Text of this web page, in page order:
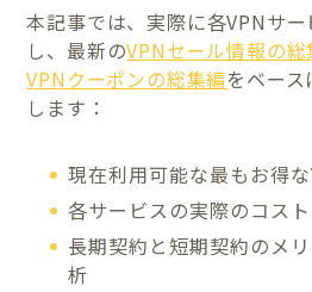
本記事では、実際に各VPNサ
し、最新のVPNセール情報の総
VPNクーポンの総集編をベー
します：
現在利用可能な最もお得
各サービスの実際のコス
長期契約と短期契約のメ
析